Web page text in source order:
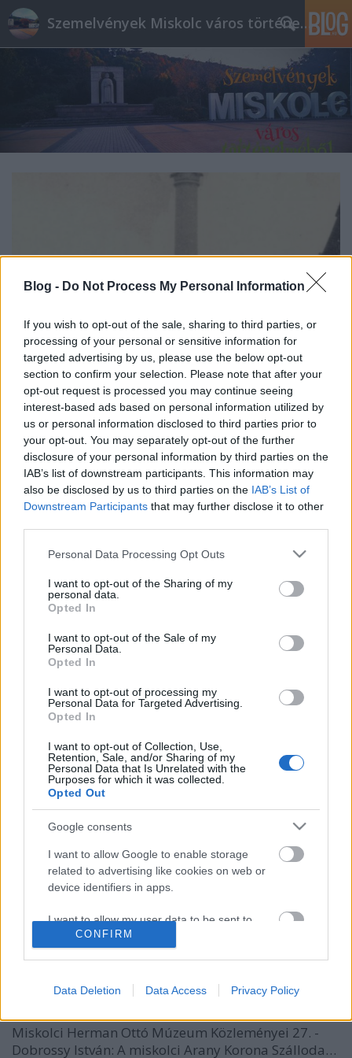
Blog - Do Not Process My Personal Information
If you wish to opt-out of the sale, sharing to third parties, or
processing of your personal or sensitive information for
targeted advertising by us, please use the below opt-out
section to confirm your selection. Please note that after your
opt-out request is processed you may continue seeing
interest-based ads based on personal information utilized by
us or personal information disclosed to third parties prior to
your opt-out. You may separately opt-out of the further
disclosure of your personal information by third parties on the
IAB’s list of downstream participants. This information may
also be disclosed by us to third parties on the IAB’s List of
Downstream Participants that may further disclose it to other
Please note that this website/app uses one or more Google
not limited to your visit or usage behaviour. You may click to
grant or deny consent to Google and its third-party tags to
use your data for below specified purposes in below Google
consent section.
Personal Data Processing Opt Outs
I want to opt-out of the Sharing of my
personal data.
Opted In
I want to opt-out of the Sale of my
Personal Data.
Opted In
I want to opt-out of processing my
Personal Data for Targeted Advertising.
Opted In
I want to opt-out of Collection, Use,
Retention, Sale, and/or Sharing of my
Personal Data that Is Unrelated with the
Purposes for which it was collected.
Opted Out
Google consents
I want to allow Google to enable storage
related to advertising like cookies on web or
device identifiers in apps.
I want to allow my user data to be sent to
Google for online advertising purposes.
personalized advertising.
I want to allow Google to enable storage
related to analytics like cookies on web or
device identifiers in apps.
CONFIRM
Data Deletion Data Access Privacy Policy
Szemelvények Miskolc város történelméből
A Csupros Mária és az Irgalmas
Nővérek
Reiman Zoltán •2026. április 11.
Ezúttal két történettel érkeztem. A „Csupros Mária”
figyelmet kapott. És ha még azt is hozzáteszem, hogy
ez a Fráter nem az a Fráter – nos, innen kezd igazán
érdekessé válni a történet. Forrás: Dobrossy…
Dicsőség és pusztulás – két történet
Miskolc múltjából
Reiman Zoltán•2026. április 04.
A Miskolci Holding együttműködésével egy izgalmas
projekt van készülőben: szeretnénk közelebb hozni a
miskolci főutca épületeinek történetét a város
lakóihoz és az ide érkező turistákhoz. Forrás: A
Miskolci Herman Ottó Múzeum Közleményei 27. -
Dobrossy István: A miskolci Arany Korona Szálloda…